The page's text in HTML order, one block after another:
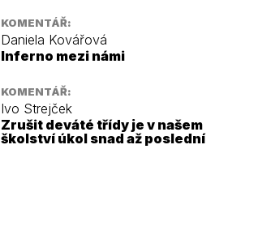
KOMENTÁŘ:
Daniela Kovářová
Inferno mezi námi
KOMENTÁŘ:
Ivo Strejček
Zrušit deváté třídy je v našem
školství úkol snad až poslední